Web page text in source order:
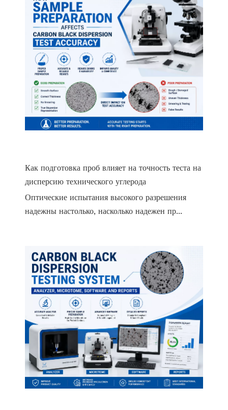
Как подготовка проб влияет на точность теста на
дисперсию технического углерода
Оптические испытания высокого разрешения
надежны настолько, насколько надежен пр...